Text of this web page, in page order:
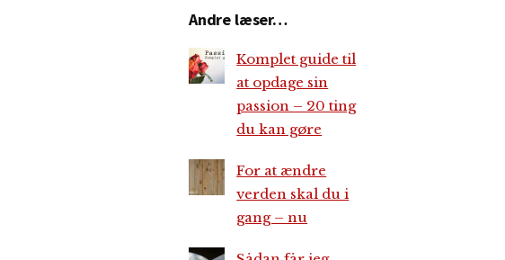
Andre læser…
Komplet guide til
at opdage sin
passion – 20 ting
du kan gøre
For at ændre
verden skal du i
gang – nu